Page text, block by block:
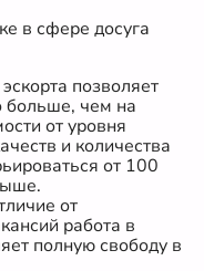
в сфере досуга
позволяет
больше, чем на
от уровня
и количества
от 100
от
работа в
полную свободу в